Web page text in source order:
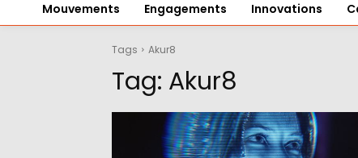
Mouvements Engagements Innovations
Tags Akur8
Tag: Akur8